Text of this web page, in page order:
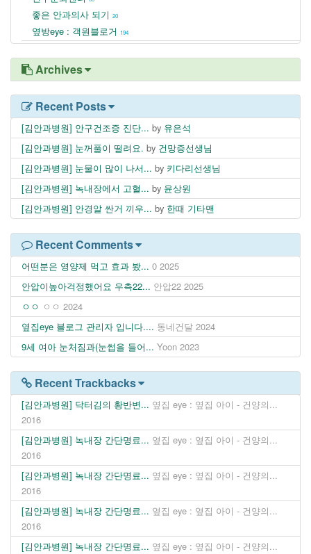
좋은 안과의사 되기 20
옆방eye : 객원블로거 194
Archives
Recent Posts
[김안과병원] 안구건조증 진단... by 유은석
[김안과병원] 눈꺼풀이 떨려요. by 건망증선생님
[김안과병원] 눈물이 많이 나서... by 키다리선생님
[김안과병원] 녹내장에서 고혈... by 윤상원
[김안과병원] 안경알 싼거 끼우... by 한때 기타맨
Recent Comments
어떤분은 영양제 먹고 효과 봤... 0 2025
안압이높아걱정했어요 우측22... 안압22 2025
ㅇㅇ ㅇㅇ 2024
옆집eye 블로그 관리자 입니다.... 동네건달 2024
9세 여아 눈처짐과(눈썹을 들어... Yoon 2023
Recent Trackbacks
[김안과병원] 닥터김의 황반변... 옆집 eye : 옆집 아이 - 건양의...
2016
[김안과병원] 녹내장 간단명료... 옆집 eye : 옆집 아이 - 건양의...
2016
[김안과병원] 녹내장 간단명료... 옆집 eye : 옆집 아이 - 건양의...
2016
[김안과병원] 녹내장 간단명료... 옆집 eye : 옆집 아이 - 건양의...
2016
[김안과병원] 녹내장 간단명료... 옆집 eye : 옆집 아이 - 건양의...